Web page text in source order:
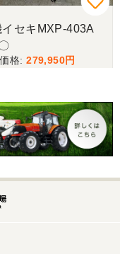
ございました。た
りについてタイム
で、星をひとつの
。この度はありが
イセキMXP-403A
279,950